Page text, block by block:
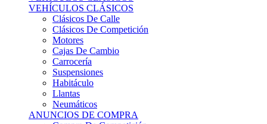
Clásicos De Calle
Clásicos De Competición
Motores
Cajas De Cambio
Carrocería
Suspensiones
Habitáculo
Llantas
Neumáticos
ANUNCIOS DE COMPRA
Compra De Competición
Compra De Calle